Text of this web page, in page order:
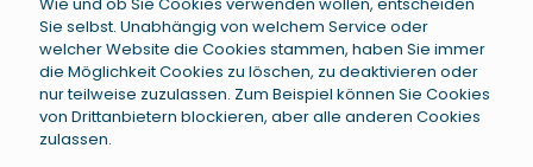
Sie selbst. Unabhängig von welchem Service oder
welcher Website die Cookies stammen, haben Sie immer
die Möglichkeit Cookies zu löschen, zu deaktivieren oder
nur teilweise zuzulassen. Zum Beispiel können Sie Cookies
von Drittanbietern blockieren, aber alle anderen Cookies
zulassen.